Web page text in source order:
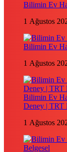
Bilimin Ev
1 Ağustos
Bilimin Ev
1 Ağustos
Bilimin Ev
Deney | TRT
1 Ağustos